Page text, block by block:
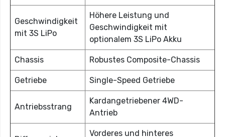
Geschwindigkeit
mit 3S LiPo
Höhere Leistung und
Geschwindigkeit mit
optionalem 3S LiPo Akku
Chassis Robustes Composite-Chassis
Getriebe Single-Speed Getriebe
Antriebsstrang
Kardangetriebener 4WD-
Antrieb
Vorderes und hinteres